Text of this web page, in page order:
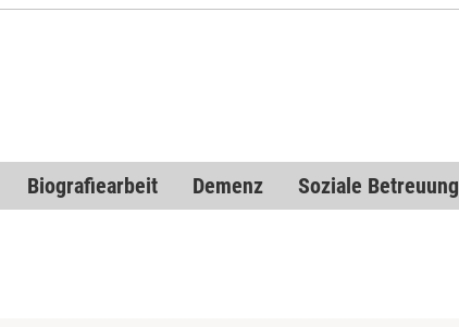
Biografiearbeit Demenz Soziale Betreuung